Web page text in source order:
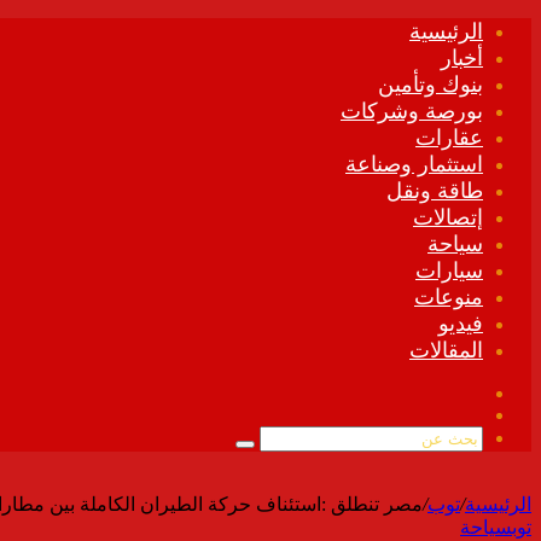
الرئيسية
أخبار
بنوك وتأمين
بورصة وشركات
عقارات
استثمار وصناعة
طاقة ونقل
إتصالات
سياحة
سيارات
منوعات
فيديو
المقالات
الموقع
بحث
الرئيسية/توب/مصر تنطلق :استئناف حركة الطيران الكاملة بين
توبسياحة